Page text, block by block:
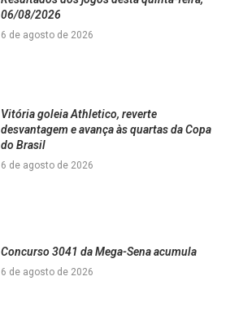
06/08/2026
6 de agosto de 2026
Vitória goleia Athletico, reverte
desvantagem e avança às quartas da Copa
do Brasil
6 de agosto de 2026
Concurso 3041 da Mega-Sena acumula
6 de agosto de 2026